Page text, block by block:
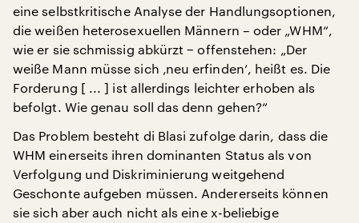
eine selbstkritische Analyse der Handlungsoptionen,
die weißen heterosexuellen Männern – oder „WHM“,
wie er sie schmissig abkürzt − offenstehen: „Der
weiße Mann müsse sich ‚neu erfinden‘, heißt es. Die
Forderung [ ... ] ist allerdings leichter erhoben als
befolgt. Wie genau soll das denn gehen?“
Das Problem besteht di Blasi zufolge darin, dass die
WHM einerseits ihren dominanten Status als von
Verfolgung und Diskriminierung weitgehend
Geschonte aufgeben müssen. Andererseits können
sie sich aber auch nicht als eine x-beliebige